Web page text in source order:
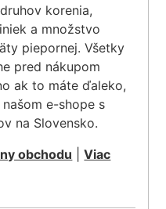
korenia,
a množstvo
piepornej. Všetky
pred nákupom
ak to máte ďaleko,
e-shope s
na Slovensko.
obchodu |Viac